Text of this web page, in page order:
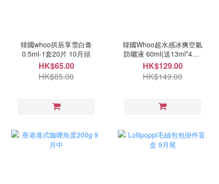
韓國whoo拱辰享雪白膏
0.5ml-1套20片 10月頭
HK$65.00
HK$85.00
韓國Whoo超水感冰爽空氣
防曬液 60ml(送13ml*4支)
10月頭
HK$129.00
HK$149.00